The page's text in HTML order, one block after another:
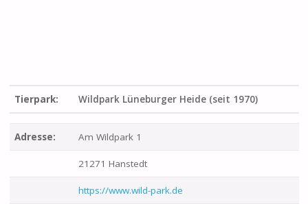
Tierpark: Wildpark Lüneburger Heide (seit 1970)
Adresse: Am Wildpark 1
21271 Hanstedt
https://www.wild-park.de